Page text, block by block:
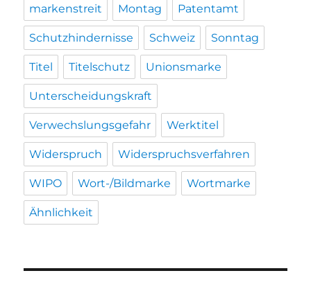
markenstreit Montag Patentamt
Schutzhindernisse Schweiz Sonntag
Titel Titelschutz Unionsmarke
Unterscheidungskraft
Verwechslungsgefahr Werktitel
Widerspruch Widerspruchsverfahren
WIPO Wort-/Bildmarke Wortmarke
Ähnlichkeit